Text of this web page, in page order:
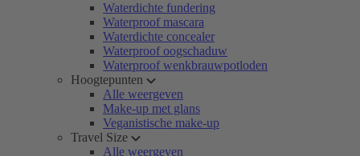
Waterdichte fundering
Waterproof mascara
Waterdichte concealer
Waterproof oogschaduw
Waterproof wenkbrauwpotloden
Hoogtepunten
Alle weergeven
Make-up met glans
Veganistische make-up
Travel Size
Alle weergeven